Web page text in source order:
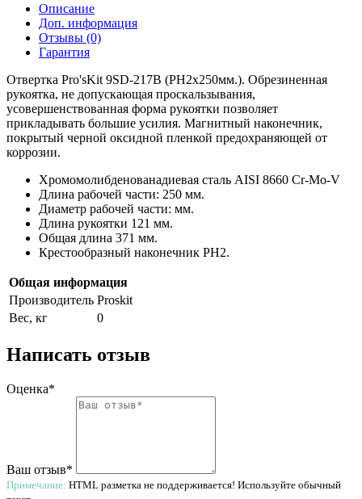
Описание
Доп. информация
Отзывы (0)
Гарантия
Отвертка Pro'sKit 9SD-217B (PH2x250мм.). Обрезиненная
рукоятка, не допускающая проскальзывания,
усовершенствованная форма рукоятки позволяет
прикладывать большие усилия. Магнитный наконечник,
покрытый черной оксидной пленкой предохраняющей от
коррозии.
Хромомолибденованадиевая сталь AISI 8660 Cr-Mo-V
Длина рабочей части: 250 мм.
Диаметр рабочей части: мм.
Длина рукоятки 121 мм.
Общая длина 371 мм.
Крестообразный наконечник PH2.
Общая информация
Производитель Proskit
Вес, кг
0
Написать отзыв
Оценка*
Ваш отзыв*
Примечание: HTML разметка не поддерживается! Используйте обычный